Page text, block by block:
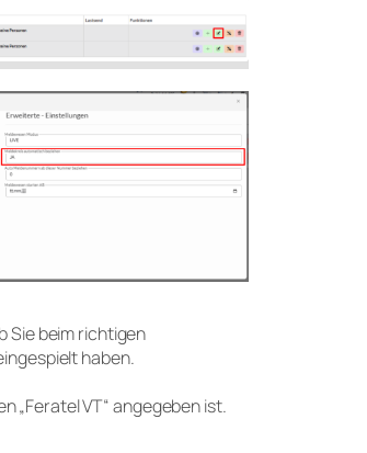
Sie beim richtigen
haben.
„Feratel VT“ angegeben ist.